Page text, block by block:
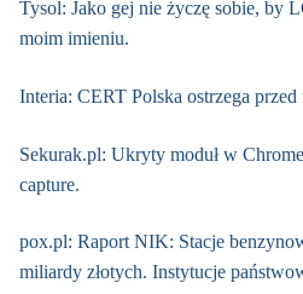
Tysol: Jako gej nie życzę sobie, by
moim imieniu.
Interia: CERT Polska ostrzega przed
Sekurak.pl: Ukryty moduł w
capture.
pox.pl: Raport NIK: Stacje
miliardy złotych. Instytucje